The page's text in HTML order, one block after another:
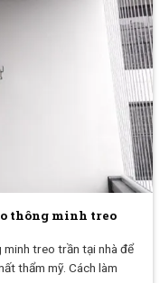
thông minh treo
treo trần tại nhà để
thẩm mỹ. Cách làm